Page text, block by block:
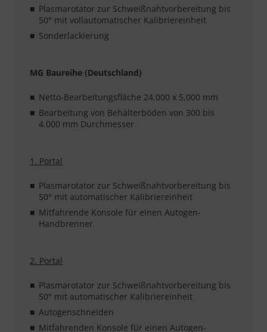
Plasmarotator zur Schweißnahtvorbereitung bis
50° mit vollautomatischer Kalibriereinheit
Sonderlackierung
MG Baureihe (Deutschland)
Netto-Bearbeitungsfläche 24.000 x 5.000 mm
Bearbeitung von Behälterböden von 300 bis
4.000 mm Durchmesser
1. Portal
Plasmarotator zur Schweißnahtvorbereitung bis
50° mit automatischer Kalibriereinheit
Mitfahrende Konsole für einen Autogen-
Handbrenner
2. Portal
Plasmarotator zur Schweißnahtvorbereitung bis
50° mit automatischer Kalibriereinheit
Autogenschneiden
Mitfahrenden Konsole für einen Autogen-